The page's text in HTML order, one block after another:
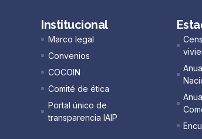
Institucional
Marco legal
Convenios
COCOIN
Comité de ética
Portal único de
transparencia IAIP